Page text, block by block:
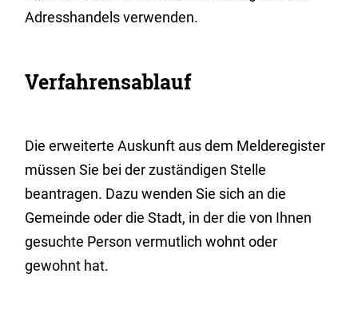
Adresshandels verwenden.
Verfahrensablauf
Die erweiterte Auskunft aus dem Melderegister
müssen Sie bei der zuständigen Stelle
beantragen. Dazu wenden Sie sich an die
Gemeinde oder die Stadt, in der die von Ihnen
gesuchte Person vermutlich wohnt oder
gewohnt hat.